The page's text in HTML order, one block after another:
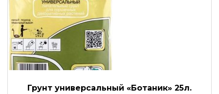
Грунт универсальный «Ботаник» 25л.